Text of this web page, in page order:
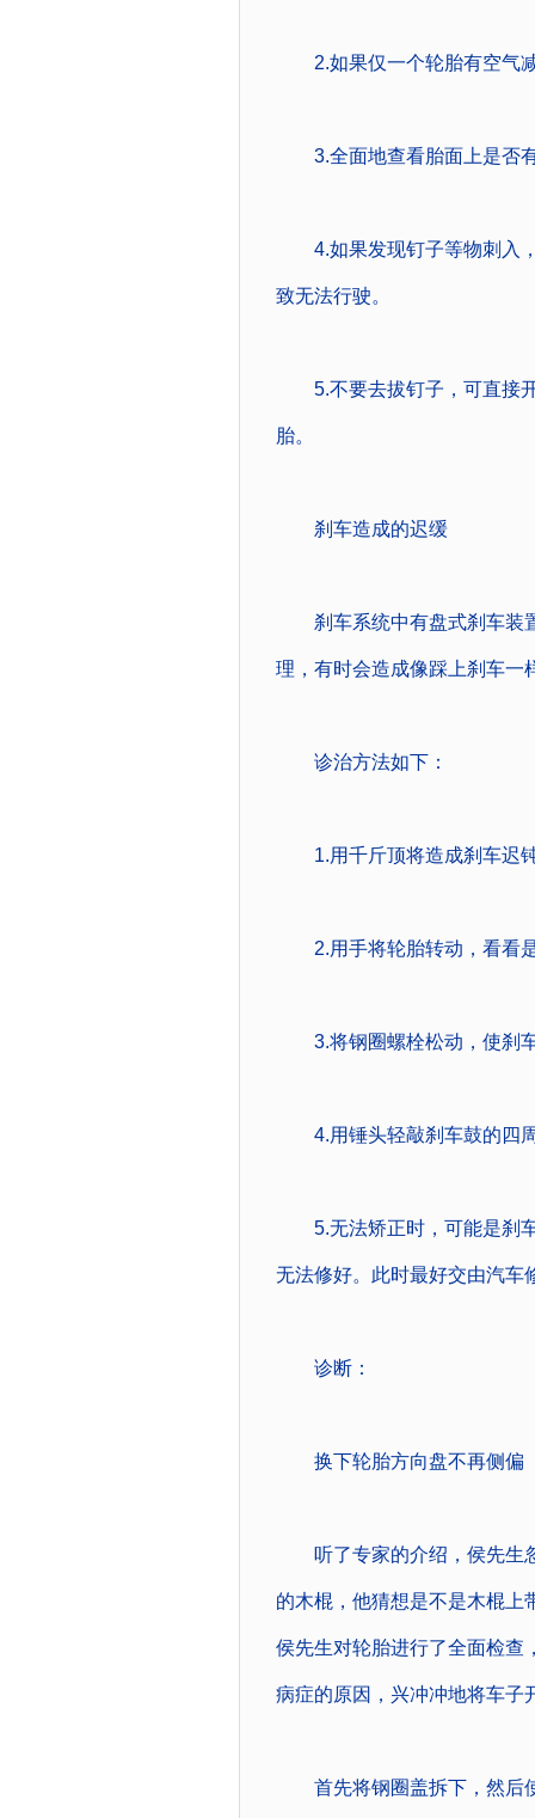
2.如果仅一个轮胎有空气减
3.全面地查看胎面上是否
4.如果发现钉子等物刺入，
致无法行驶。
5.不要去拔钉子，可直接开
胎。
刹车造成的迟缓
刹车系统中有盘式刹车装置
理，有时会造成像踩上刹车一
诊治方法如下：
1.用千斤顶将造成刹车迟
2.用手将轮胎转动，看看
3.将钢圈螺栓松动，使刹
4.用锤头轻敲刹车鼓的四
5.无法矫正时，可能是刹车
无法修好。此时最好交由汽车
诊断：
换下轮胎方向盘不再侧偏
听了专家的介绍，侯先生忽
的木棍，他猜想是不是木棍上
侯先生对轮胎进行了全面检查
病症的原因，兴冲冲地将车子
首先将钢圈盖拆下，然后使